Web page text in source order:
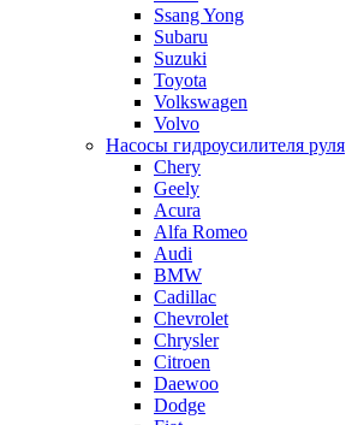
Ssang Yong
Subaru
Suzuki
Toyota
Volkswagen
Volvo
Насосы гидроусилителя руля
Chery
Geely
Acura
Alfa Romeo
Audi
BMW
Cadillac
Chevrolet
Chrysler
Citroen
Daewoo
Dodge